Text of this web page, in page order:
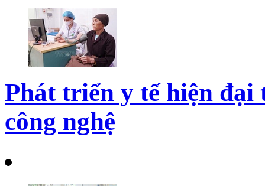
Phát triển y tế hiện đại
công nghệ